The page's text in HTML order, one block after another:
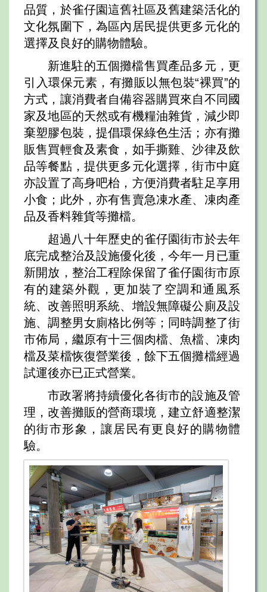
品質，於雀仔園這舊社區及舊建築活化的
文化氛圍下，為區內居民提供更多元化的
選擇及良好的購物體驗。
新進駐的五個攤檔售買產品多元，更
引入環保元素，有攤販以無包裝“裸買”的
方式，讓消費者自備容器購買來自不同國
家及地區的天然或有機糧油雜貨，減少即
棄塑膠包裝，提倡環保綠色生活；亦有攤
販售買輕食及素食，如手撕雞、沙律及飲
品等餐點，提供更多元化選擇，街市中庭
亦設置了高身吧枱，方便消費者駐足享用
小食；此外，亦有售賣急凍水產、凍肉產
品及香料雜貨等攤檔。
超過八十年歷史的雀仔園街市於去年
底完成整治及設施優化後，今年一月已重
新開放，整治工程除保留了雀仔園街市原
有的建築外觀，更加裝了空調和通風系
統、改善照明系統、增設無障礙公廁及設
施、調整男女廁格比例等；同時調整了街
市佈局，繼原有十三個肉檔、魚檔、凍肉
檔及菜檔恢復營業後，餘下五個攤檔經過
試運後亦已正式營業。
市政署將持續優化各街市的設施及管
理，改善攤販的營商環境，建立舒適整潔
的街市形象，讓居民有更良好的購物體
驗。